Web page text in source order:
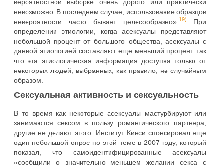
вероятностной выборке очень дорого или практически
невозможно. В последнем случае, использование образцов
невероятности часто бывает целесообразно». 19)
При
определении этиологии, когда асексуалы представляют
небольшой процент от большого общества, асексуалы с
данной этиологией составляют еще меньший процент, так
что эта этиологическая информация доступна только от
некоторых людей, выбранных, как правило, не случайным
образом.
Сексуальная активность и сексуальность
В то время как некоторые асексуалы мастурбируют или
занимаются сексом в пользу романтического партнера,
другие не делают этого. Институт Кинси спонсировал еще
один небольшой опрос по этой теме в 2007 году, который
показал, что самоидентифицированные асексуалы
«сообщили о значительно меньшем желании секса с